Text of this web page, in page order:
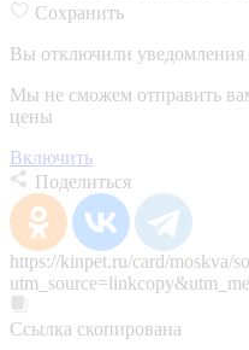
Сохранить
Вы отключили уведомления
Мы не сможем отправить
цены
Включить
Поделиться
https://kinpet.ru/card/moskva/
Ссылка скопирована